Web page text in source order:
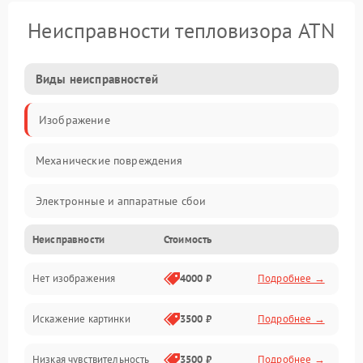
Неисправности тепловизора ATN
Виды неисправностей
Изображение
Механические повреждения
Электронные и аппаратные сбои
Неисправности сенсора и оптики
Программные ошибки
Электропитание
Неисправности Стоимость
Нет изображения 4000 ₽ Подробнее →
Искажение картинки 3500 ₽ Подробнее →
Низкая чувствительность 3500 ₽ Подробнее →